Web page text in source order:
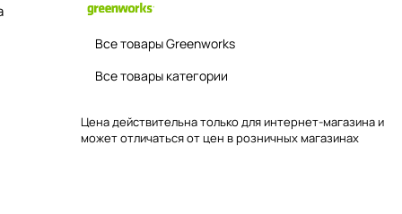
Все товары Greenworks
Все товары категории
Цена действительна только для интернет-магазина и
может отличаться от цен в розничных магазинах